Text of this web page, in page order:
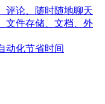
评论、随时随地聊天
文件存储、文档、外
动化节省时间